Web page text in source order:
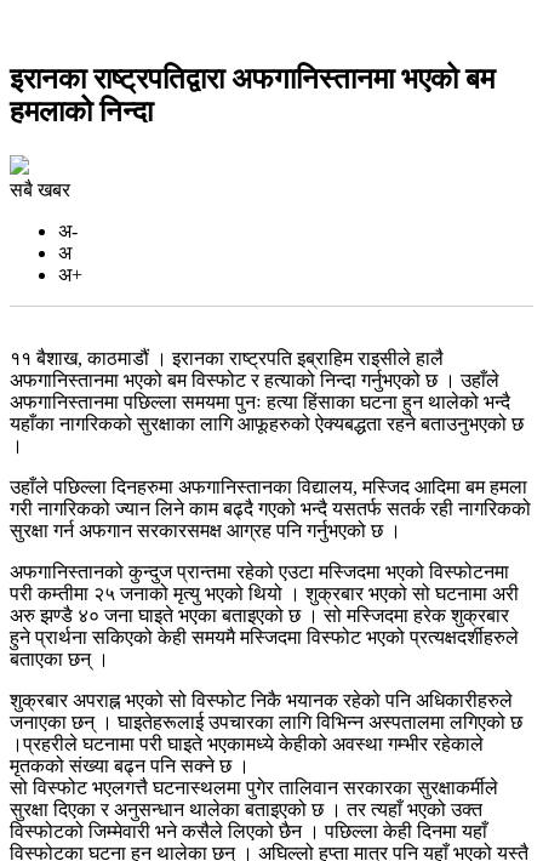
इरानका राष्ट्रपतिद्वारा अफगानिस्तानमा भएको बम
हमलाको निन्दा
सबै खबर
अ-
अ
अ+
११ बैशाख, काठमाडौं । इरानका राष्ट्रपति इब्राहिम राइसीले हालै
अफगानिस्तानमा भएको बम विस्फोट र हत्याको निन्दा गर्नुभएको छ । उहाँले
अफगानिस्तानमा पछिल्ला समयमा पुनः हत्या हिंसाका घटना हुन थालेको भन्दै
यहाँका नागरिकको सुरक्षाका लागि आफूहरुको ऐक्यबद्धता रहने बताउनुभएको छ
।
उहाँले पछिल्ला दिनहरुमा अफगानिस्तानका विद्यालय, मस्जिद आदिमा बम हमला
गरी नागरिकको ज्यान लिने काम बढ्दै गएको भन्दै यसतर्फ सतर्क रही नागरिकको
सुरक्षा गर्न अफगान सरकारसमक्ष आग्रह पनि गर्नुभएको छ ।
अफगानिस्तानको कुन्दुज प्रान्तमा रहेको एउटा मस्जिदमा भएको विस्फोटनमा
परी कम्तीमा २५ जनाको मृत्यु भएको थियो । शुक्रबार भएको सो घटनामा अरी
अरु झण्डै ४० जना घाइते भएका बताइएको छ । सो मस्जिदमा हरेक शुक्रबार
हुने प्रार्थना सकिएको केही समयमै मस्जिदमा विस्फोट भएको प्रत्यक्षदर्शीहरुले
बताएका छन् ।
शुक्रबार अपराह्न भएको सो विस्फोट निकै भयानक रहेको पनि अधिकारीहरुले
जनाएका छन् । घाइतेहरूलाई उपचारका लागि विभिन्न अस्पतालमा लगिएको छ
।प्रहरीले घटनामा परी घाइते भएकामध्ये केहीको अवस्था गम्भीर रहेकाले
मृतकको संख्या बढ्न पनि सक्ने छ ।
सो विस्फोट भएलगत्तै घटनास्थलमा पुगेर तालिवान सरकारका सुरक्षाकर्मीले
सुरक्षा दिएका र अनुसन्धान थालेका बताइएको छ । तर त्यहाँ भएको उक्त
विस्फोटको जिम्मेवारी भने कसैले लिएको छैन । पछिल्ला केही दिनमा यहाँ
विस्फोटका घटना हुन थालेका छन् । अघिल्लो हप्ता मात्र पनि यहाँ भएको यस्तै